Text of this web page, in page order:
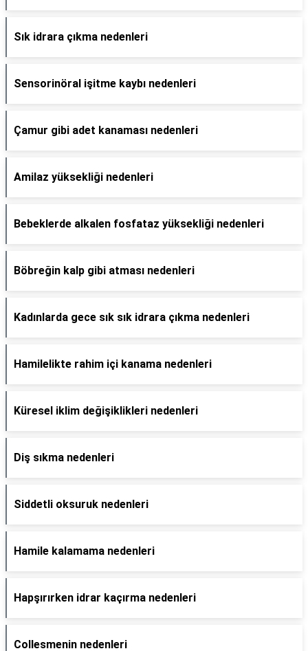
Sık idrara çıkma nedenleri
Sensorinöral işitme kaybı nedenleri
Çamur gibi adet kanaması nedenleri
Amilaz yüksekliği nedenleri
Bebeklerde alkalen fosfataz yüksekliği nedenleri
Böbreğin kalp gibi atması nedenleri
Kadınlarda gece sık sık idrara çıkma nedenleri
Hamilelikte rahim içi kanama nedenleri
Küresel iklim değişiklikleri nedenleri
Diş sıkma nedenleri
Siddetli oksuruk nedenleri
Hamile kalamama nedenleri
Hapşırırken idrar kaçırma nedenleri
Collesmenin nedenleri